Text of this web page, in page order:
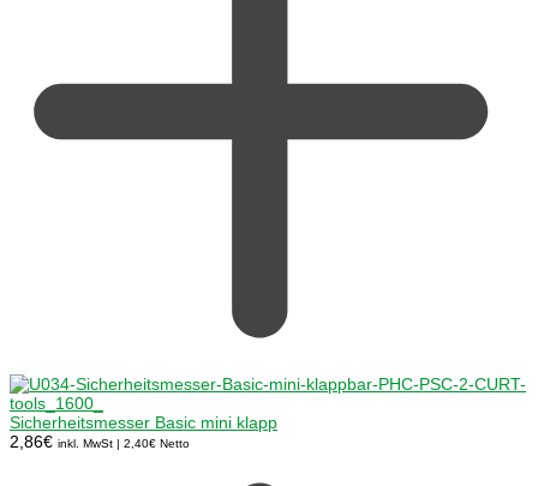
Sicherheitsmesser Basic mini klapp
2,86€ inkl. MwSt | 2,40€ Netto